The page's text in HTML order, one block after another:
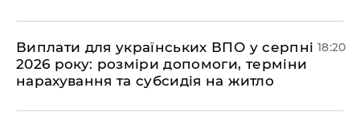
Виплати для українських ВПО у серпні
2026 року: розміри допомоги, терміни
нарахування та субсидія на житло
18:20